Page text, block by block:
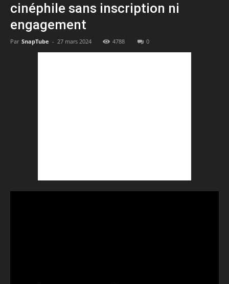
cinéphile sans inscription ni
engagement
Par SnapTube - 27 mars 2024 4788 0